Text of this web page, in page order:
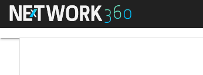
Menu